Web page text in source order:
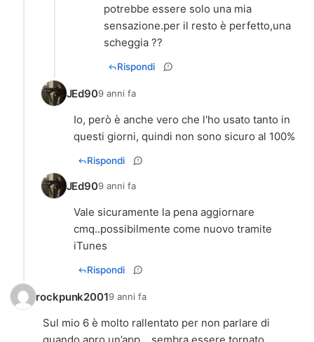
potrebbe essere solo una mia
sensazione.per il resto è perfetto,una
scheggia ??
Rispondi
JEd909 anni fa
Io, però è anche vero che l'ho usato tanto in
questi giorni, quindi non sono sicuro al 100%
Rispondi
JEd909 anni fa
Vale sicuramente la pena aggiornare
cmq..possibilmente come nuovo tramite
iTunes
Rispondi
rockpunk20019 anni fa
Sul mio 6 è molto rallentato per non parlare di